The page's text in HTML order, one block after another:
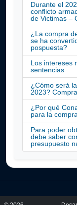
Durante el
conflicto
de Victimas –
¿La compra
se ha
pospuesta?
Los intereses
sentencias
¿Cómo será
2023?
¿Por qué
para la
Para poder
debe saber
presupuesto